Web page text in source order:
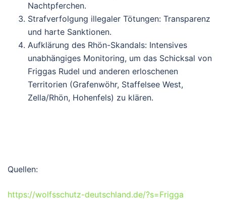
Nachtpferchen.
Strafverfolgung illegaler Tötungen: Transparenz
und harte Sanktionen.
Aufklärung des Rhön-Skandals: Intensives
unabhängiges Monitoring, um das Schicksal von
Friggas Rudel und anderen erloschenen
Territorien (Grafenwöhr, Staffelsee West,
Zella/Rhön, Hohenfels) zu klären.
Quellen:
https://wolfsschutz-deutschland.de/?s=Frigga